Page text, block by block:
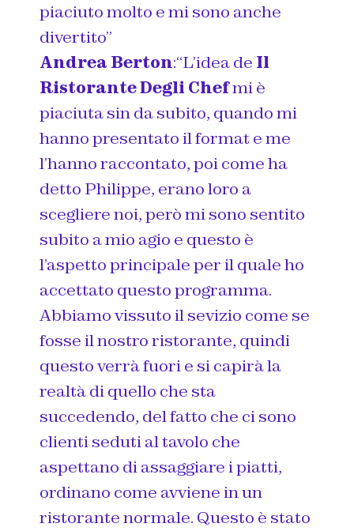
piaciuto molto e mi sono anche
divertito”
Andrea Berton:“L’idea de Il
Ristorante Degli Chefmi è
piaciuta sin da subito, quando mi
hanno presentato il format e me
l’hanno raccontato, poi come ha
detto Philippe, erano loro a
scegliere noi, però mi sono sentito
subito a mio agio e questo è
l’aspetto principale per il quale ho
accettato questo programma.
Abbiamo vissuto il sevizio come se
fosse il nostro ristorante, quindi
questo verrà fuori e si capirà la
realtà di quello che sta
succedendo, del fatto che ci sono
clienti seduti al tavolo che
aspettano di assaggiare i piatti,
ordinano come avviene in un
ristorante normale. Questo è stato